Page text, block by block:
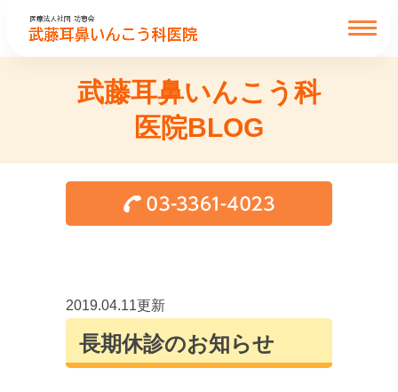
武藤耳鼻いんこう科
医院BLOG
2019.04.11更新
長期休診のお知らせ